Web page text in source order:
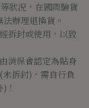
狀況，在國際驗貨
辦理退換貨。
拆封或使用，以致
消保會認定為貼身
拆封)，需自行負
！